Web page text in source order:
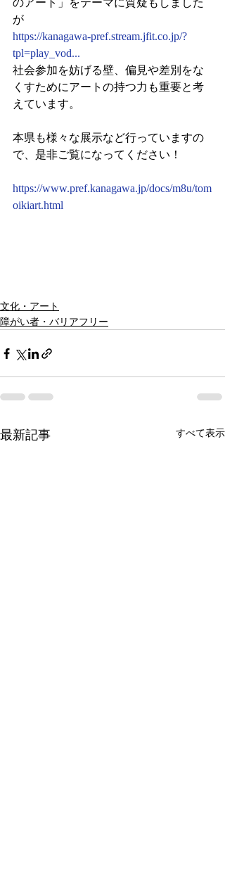
のアート」をテーマに質疑もしました
が
https://kanagawa-pref.stream.jfit.co.jp/?
tpl=play_vod...
社会参加を妨げる壁、偏見や差別をな
くすためにアートの持つ力も重要と考
えています。
本県も様々な展示など行っていますの
で、是非ご覧になってください！
https://www.pref.kanagawa.jp/docs/m8u/tom
oikiart.html
文化・アート
障がい者・バリアフリー
最新記事 すべて表示